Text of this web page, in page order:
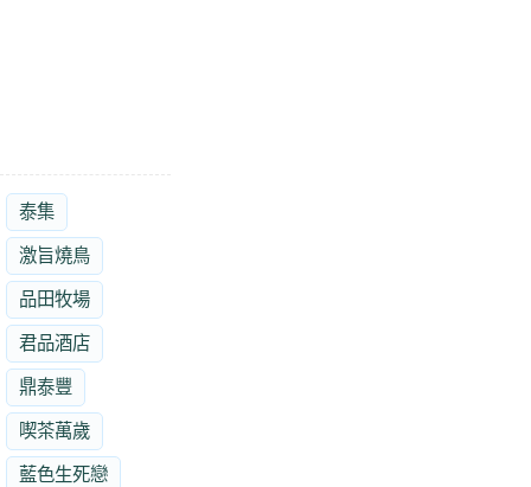
泰集
激旨燒鳥
品田牧場
君品酒店
鼎泰豐
喫茶萬歲
藍色生死戀